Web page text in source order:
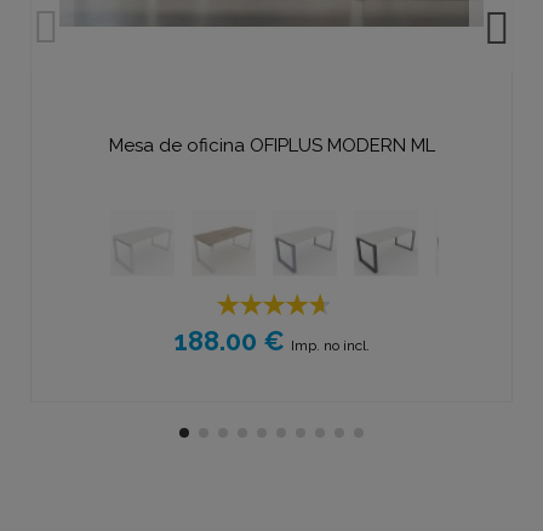
Mesa de oficina OFIPLUS MODERN ML
188.00 € Imp. no incl.